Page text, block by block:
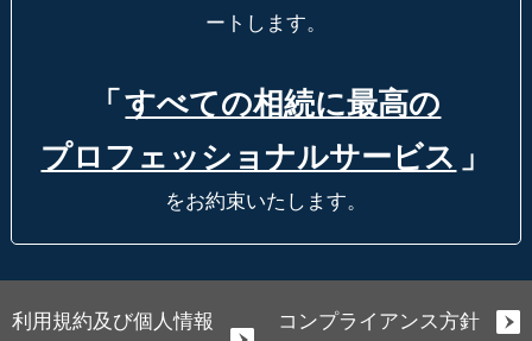
ートします。
「 すべての相続に最高の
プロフェッショナルサービス 」
をお約束いたします。
利用規約及び個人情報 コンプライアンス方針